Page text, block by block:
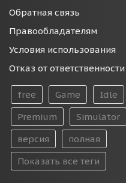
Обратная связь
Правообладателям
Условия использования
Отказ от ответственности
free Game Idle
Premium
Simulator
версия
полная
Показать все теги